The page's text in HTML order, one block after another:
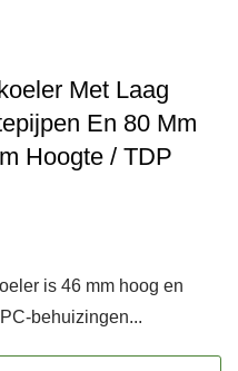
Met Laag
En 80 Mm
Hoogte / TDP
is 46 mm hoog en
behuizingen...